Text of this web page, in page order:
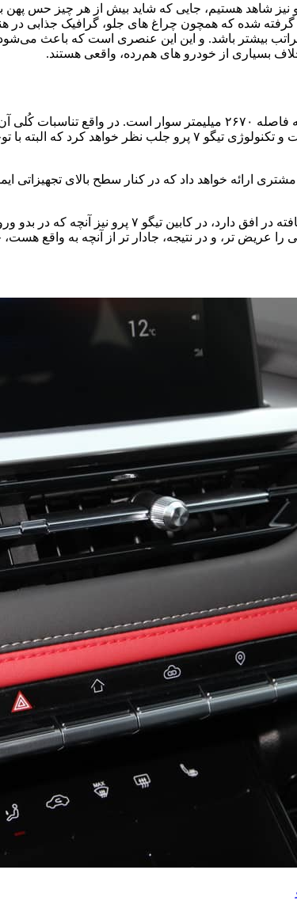
هوشمند و هدفمند از خطوط و فرم ها را در نمای عقب تیگو ۷ پرو نیز شاهد
گرفته شده که همچون چراغ های جلو، گرافیک جذابی
بیشتر باشد. و این این عنصری است که باعث می‌شود
بسیاری از خودرو های هم‌رده، واقعی هستند.
تیگو ۷ پرو دارای اتاقی به طول ۴۵۰۰ میلیمتر است که بر روی دو محور
برای خانواده ارائه می‌دهد. اما شاید بیشتر از این جادار بودن،
ارائه خواهد داد که در کنار سطح بالای تجهیزاتی
همچون طراحی ظاهری که تاکید بسیاری بر خطوط
عریض تر، و در نتیجه، جادار تر از آنچه به واقع